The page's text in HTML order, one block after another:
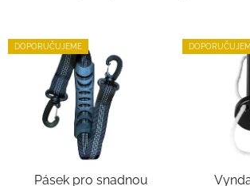
DOPORUČUJEME
Pásek pro snadnou